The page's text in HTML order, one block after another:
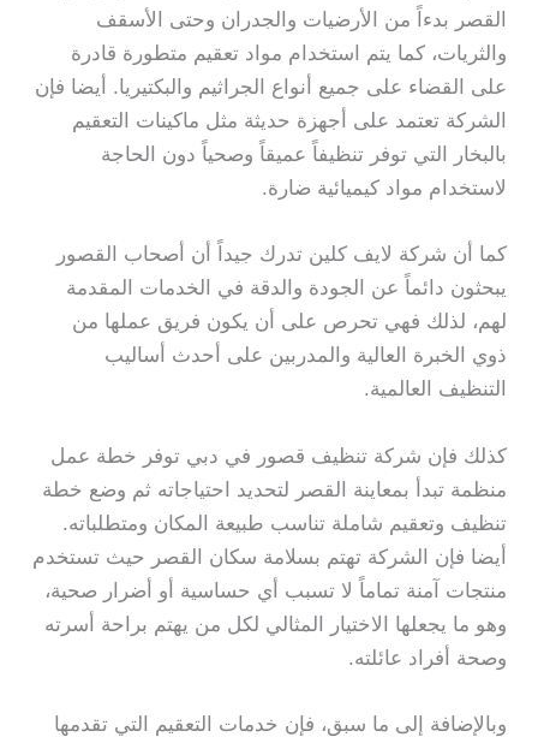
القصر بدءاً من الأرضيات والجدران وحتى الأسقف
والثريات، كما يتم استخدام مواد تعقيم متطورة قادرة
على القضاء على جميع أنواع الجراثيم والبكتيريا. أيضا فإن
الشركة تعتمد على أجهزة حديثة مثل ماكينات التعقيم
بالبخار التي توفر تنظيفاً عميقاً وصحياً دون الحاجة
لاستخدام مواد كيميائية ضارة.
كما أن شركة لايف كلين تدرك جيداً أن أصحاب القصور
يبحثون دائماً عن الجودة والدقة في الخدمات المقدمة
لهم، لذلك فهي تحرص على أن يكون فريق عملها من
ذوي الخبرة العالية والمدربين على أحدث أساليب
التنظيف العالمية.
كذلك فإن شركة تنظيف قصور في دبي توفر خطة عمل
منظمة تبدأ بمعاينة القصر لتحديد احتياجاته ثم وضع خطة
تنظيف وتعقيم شاملة تناسب طبيعة المكان ومتطلباته.
أيضا فإن الشركة تهتم بسلامة سكان القصر حيث تستخدم
منتجات آمنة تماماً لا تسبب أي حساسية أو أضرار صحية،
وهو ما يجعلها الاختيار المثالي لكل من يهتم براحة أسرته
وصحة أفراد عائلته.
وبالإضافة إلى ما سبق، فإن خدمات التعقيم التي تقدمها